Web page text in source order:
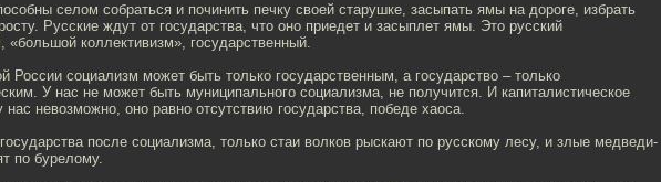
селом собраться и починить печку своей старушке, засыпать ямы на дороге, избрать
Русские ждут от государства, что оно приедет и засыплет ямы. Это русский
«большой коллективизм», государственный.
России социализм может быть только государственным, а государство – только
У нас не может быть муниципального социализма, не получится. И капиталистическое
нас невозможно, оно равно отсутствию государства, победе хаоса.
государства после социализма, только стаи волков рыскают по русскому лесу, и злые медведи-
по бурелому.